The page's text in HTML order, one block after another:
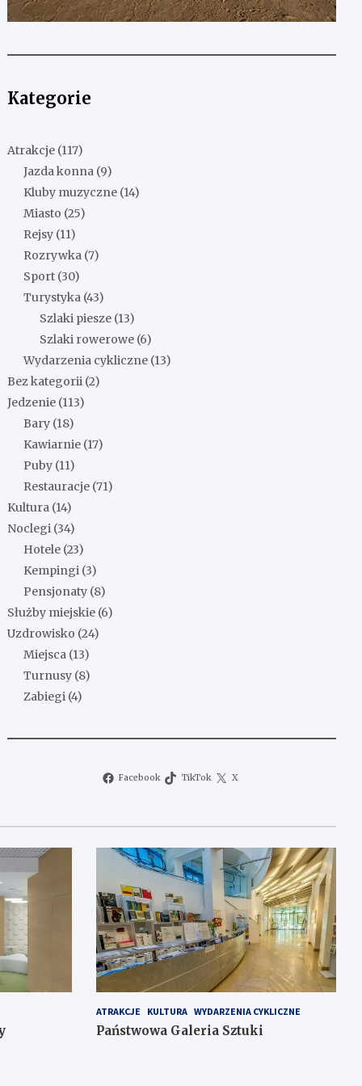
Kategorie
Atrakcje (117)
Jazda konna (9)
Kluby muzyczne (14)
Miasto (25)
Rejsy (11)
Rozrywka (7)
Sport (30)
Turystyka (43)
Szlaki piesze (13)
Szlaki rowerowe (6)
Wydarzenia cykliczne (13)
Bez kategorii (2)
Jedzenie (113)
Bary (18)
Kawiarnie (17)
Puby (11)
Restauracje (71)
Kultura (14)
Noclegi (34)
Hotele (23)
Kempingi (3)
Pensjonaty (8)
Służby miejskie (6)
Uzdrowisko (24)
Miejsca (13)
Turnusy (8)
Zabiegi (4)
Facebook TikTok X
ATRAKCJE KULTURA WYDARZENIA CYKLICZNE
Państwowa Galeria Sztuki